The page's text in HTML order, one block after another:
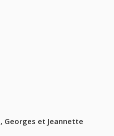
Georges et Jeannette